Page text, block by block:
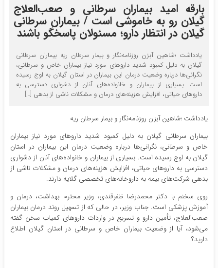
بارقه امید بیماران سرطانی و صعب‌العلاج
گیلان رو به خاموشی است / بیماران سرطانی
گیلان در انتظار دارو؛ مسئولان پاسخگو باشند
یادداشت ؛شاهین آبزن روزنامه‌نگار و بیمار سرطان ریه بیماران سرطانی
گیلان به دلیل کمبود شدید داروهای مورد نیاز بیماران خاص و سرطانی،
نگرانی‌ها درباره وضعیت درمان این بیماران در استان گیلان به اوج رسیده
است. بسیاری از بیماران و خانواده‌های آنان از دشواری دسترسی به
داروهای حیاتی، افزایش هزینه‌های درمان و مشکلات ناشی از بدهی […]
یادداشت ؛شاهین آبزن روزنامه‌نگار و بیمار سرطان ریه
بیماران سرطانی گیلان به دلیل کمبود شدید داروهای مورد نیاز بیماران
خاص و سرطانی، نگرانی‌ها درباره وضعیت درمان این بیماران در استان
گیلان به اوج رسیده است. بسیاری از بیماران و خانواده‌های آنان از دشواری
دسترسی به داروهای حیاتی، افزایش هزینه‌های درمان و مشکلات ناشی از
بدهی شرکت‌های بیمه به داروخانه‌های تخصصی گلایه دارند.
روی سخنم با دکتر محمدرضا ظفرقندی، وزیر محترم بهداشت، درمان و
آموزش پزشکی است. جناب وزیر، در حالی که از تسهیل روند درمان بیماران
صعب‌العلاج، تأمین دارو و تسریع در واردات داروهای کمیاب سخن گفته
می‌شود، آیا از وضعیت بیماران خاص و سرطانی در استان گیلان اطلاع
دارید؟